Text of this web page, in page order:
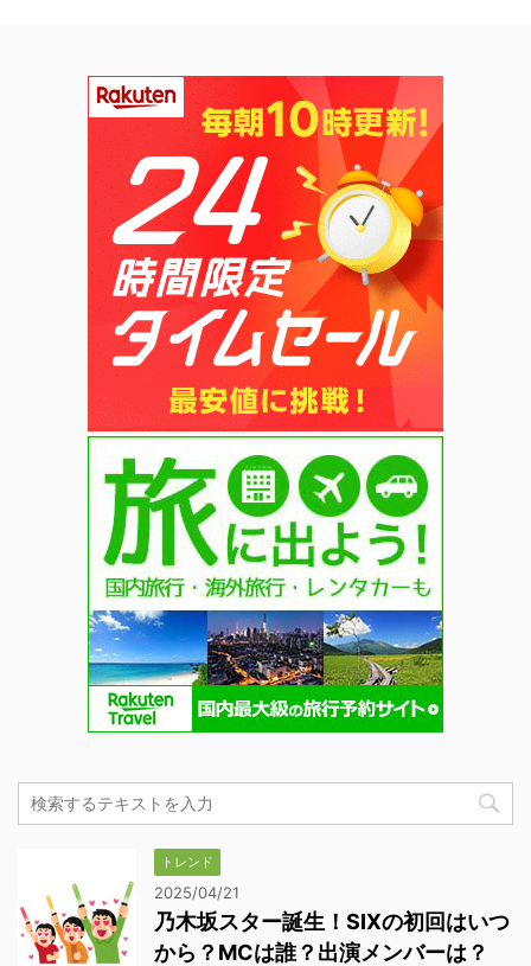
トレンド
2025/04/21
乃木坂スター誕生！SIXの初回はいつ
から？MCは誰？出演メンバーは？